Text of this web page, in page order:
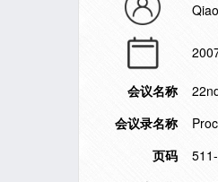
会议名称
会议录名称
页码